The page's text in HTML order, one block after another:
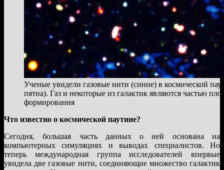
Ученые увидели газовые нити (синие) в космической
пятна). Газ и некоторые из галактик являются частью
формирования
Что известно о космической паутине?
Сегодня, большая часть данных о ней основана на
компьютерных симуляциях и выводах специалистов. Но
теперь международная группа исследователей впервые
увидела две газовые нити, соединяющие множество галактик